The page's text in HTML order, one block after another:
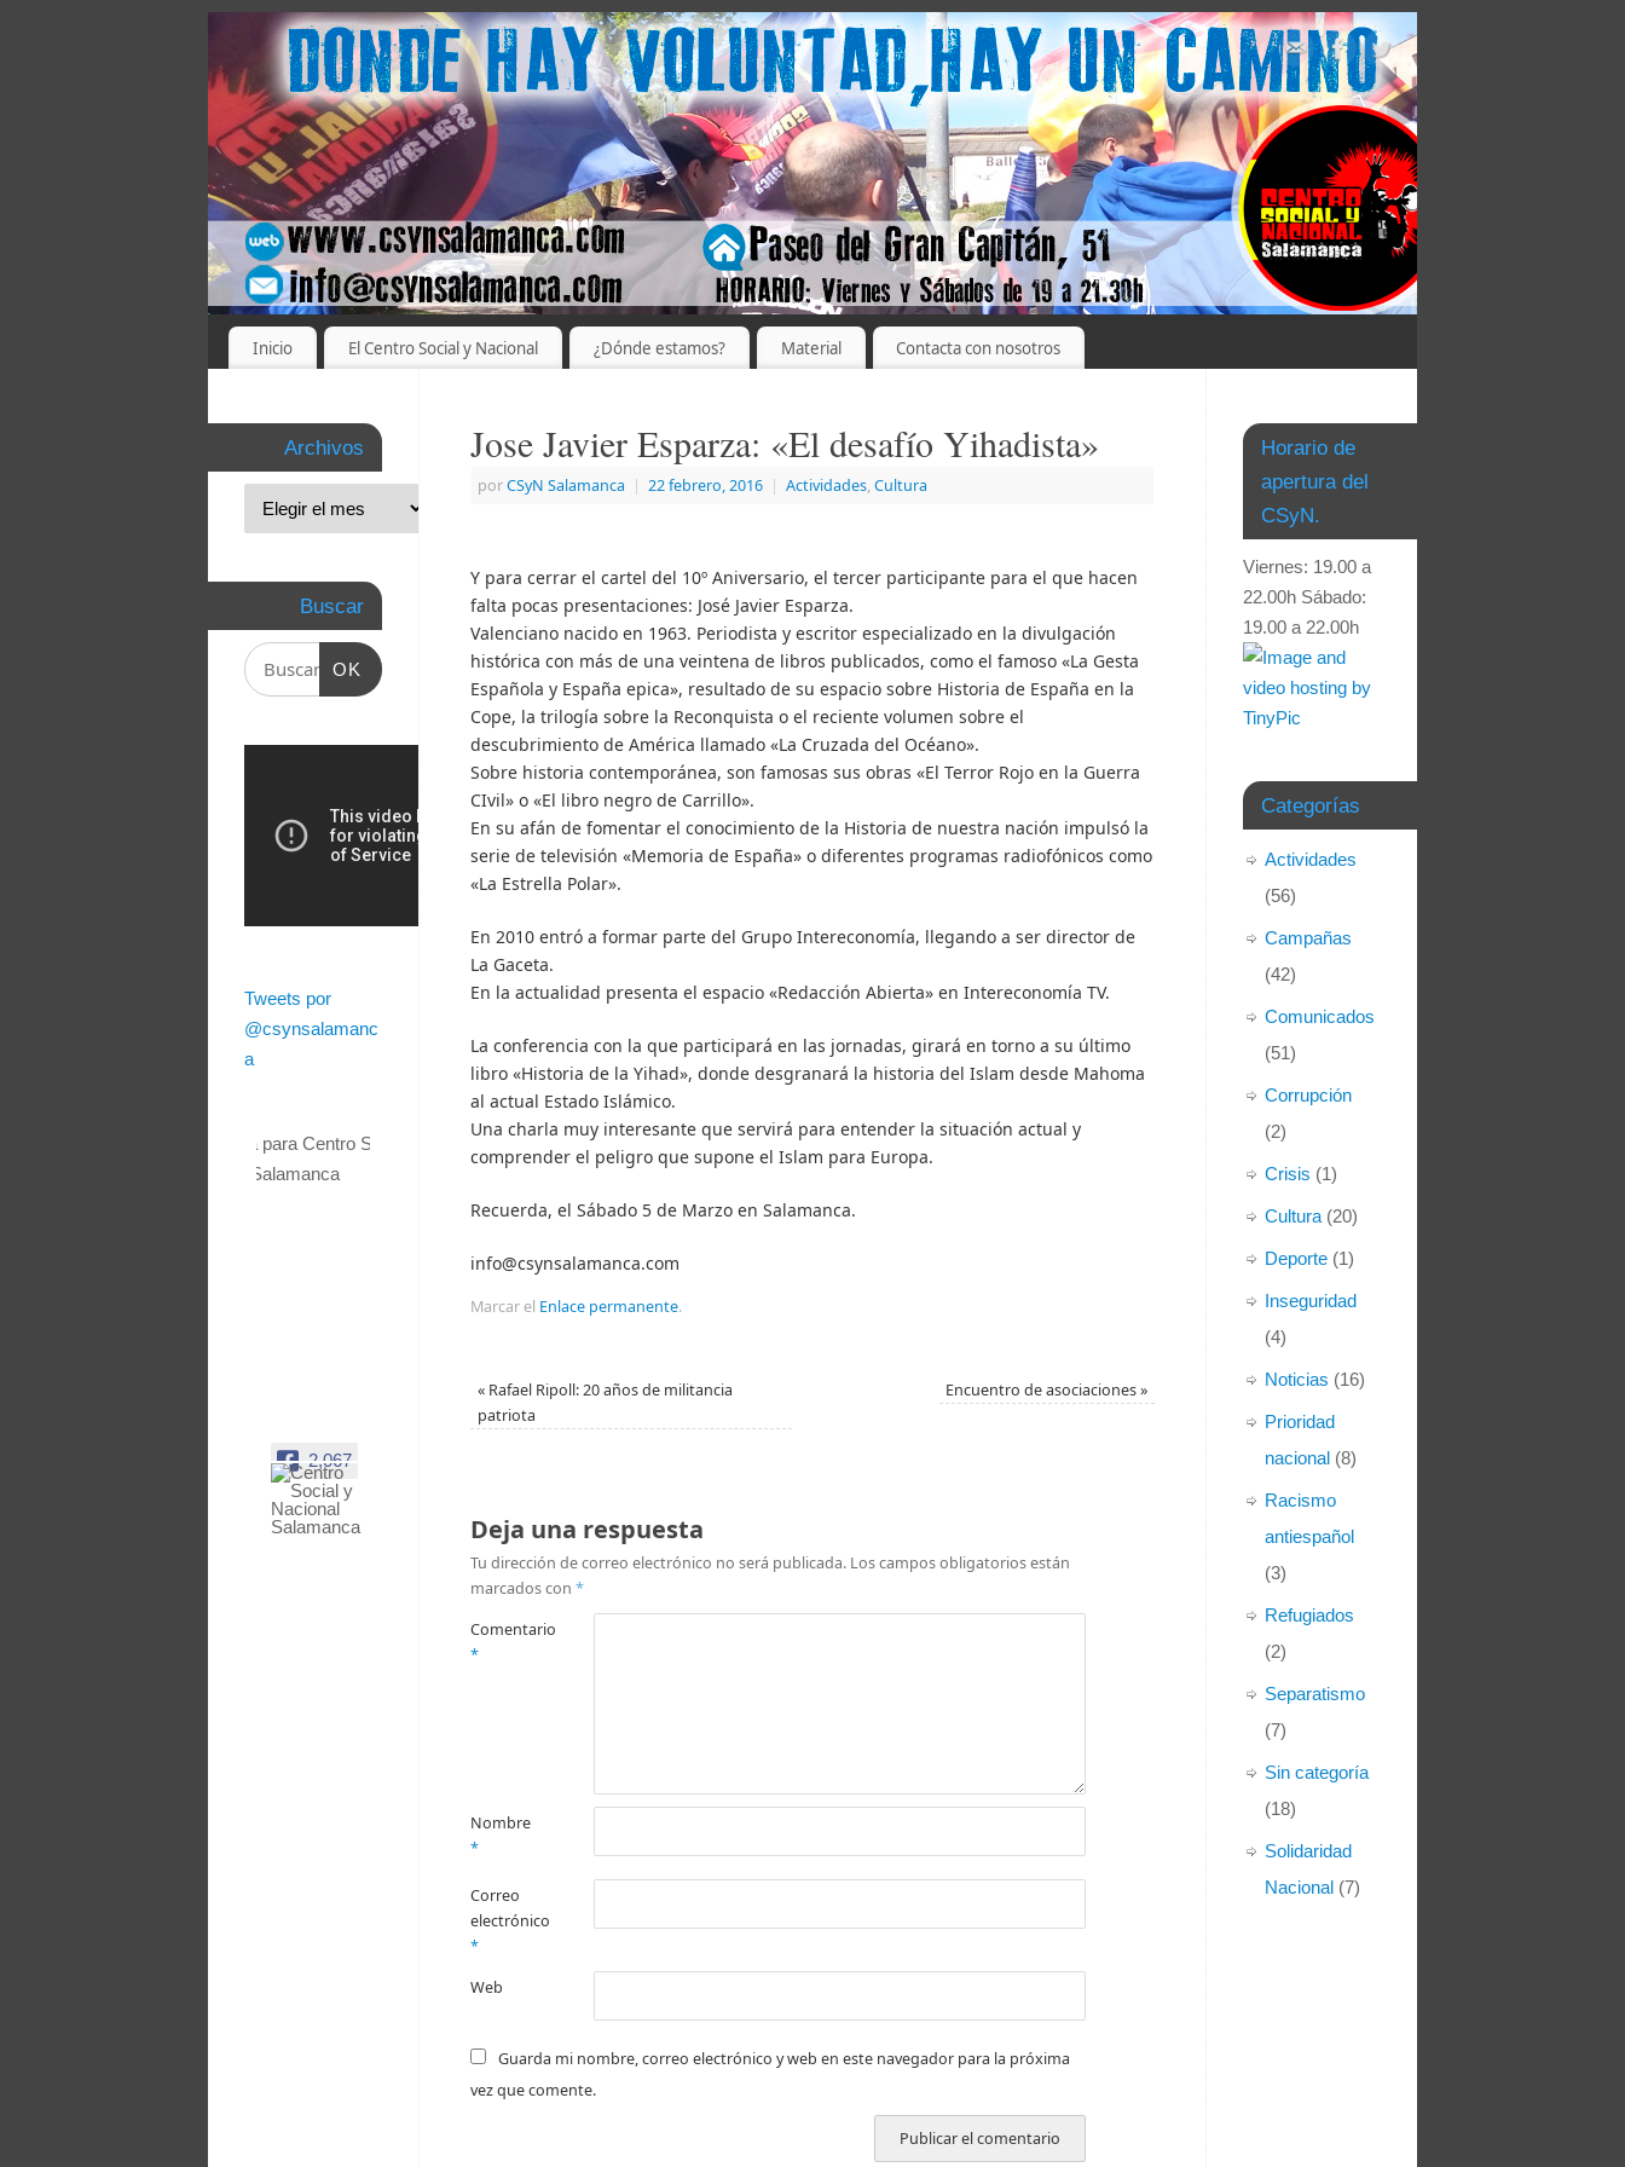
Inicio El Centro Social y Nacional ¿Dónde estamos? Material Contacta con nosotros
Jose Javier Esparza: «El desafío Yihadista»
porCSyN Salamanca | 22 febrero, 2016 | Actividades, Cultura
Y para cerrar el cartel del 10º Aniversario, el tercer participante para el que hacen
falta pocas presentaciones: José Javier Esparza.
Valenciano nacido en 1963. Periodista y escritor especializado en la divulgación
histórica con más de una veintena de libros publicados, como el famoso «La Gesta
Española y España epica», resultado de su espacio sobre Historia de España en la
Cope, la trilogía sobre la Reconquista o el reciente volumen sobre el
descubrimiento de América llamado «La Cruzada del Océano».
Sobre historia contemporánea, son famosas sus obras «El Terror Rojo en la Guerra
CIvil» o «El libro negro de Carrillo».
En su afán de fomentar el conocimiento de la Historia de nuestra nación impulsó la
serie de televisión «Memoria de España» o diferentes programas radiofónicos como
«La Estrella Polar».
En 2010 entró a formar parte del Grupo Intereconomía, llegando a ser director de
La Gaceta.
En la actualidad presenta el espacio «Redacción Abierta» en Intereconomía TV.
La conferencia con la que participará en las jornadas, girará en torno a su último
libro «Historia de la Yihad», donde desgranará la historia del Islam desde Mahoma
al actual Estado Islámico.
Una charla muy interesante que servirá para entender la situación actual y
comprender el peligro que supone el Islam para Europa.
Recuerda, el Sábado 5 de Marzo en Salamanca.
info@csynsalamanca.com
Marcar el Enlace permanente.
«Rafael Ripoll: 20 años de militancia
patriota
Encuentro de asociaciones»
Deja una respuesta
Tu dirección de correo electrónico no será publicada. Los campos obligatorios están
marcados con *
Comentario
*
Nombre
*
Correo
electrónico
*
Web
Guarda mi nombre, correo electrónico y web en este navegador para la próxima
vez que comente.
Archivos
Buscar
OK
Tweets por
@csynsalamanc
a
2,067
Centro
Social y
Nacional
Salamanca
Facebook
Horario de
apertura del
CSyN.
Viernes: 19.00 a
22.00h Sábado:
19.00 a 22.00h
Categorías
Actividades
(56)
Campañas
(42)
Comunicados
(51)
Corrupción
(2)
Crisis (1)
Cultura (20)
Deporte (1)
Inseguridad
(4)
Noticias (16)
Prioridad
nacional (8)
Racismo
antiespañol
(3)
Refugiados
(2)
Separatismo
(7)
Sin categoría
(18)
Solidaridad
Nacional (7)